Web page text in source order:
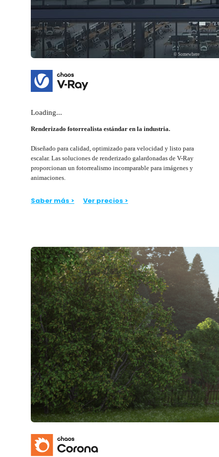
© Somewhere
Loading...
Renderizado fotorrealista estándar en la industria.
Diseñado para calidad, optimizado para velocidad y listo para
escalar. Las soluciones de renderizado galardonadas de V-Ray
proporcionan un fotorrealismo incomparable para imágenes y
animaciones.
Saber más > Ver precios >